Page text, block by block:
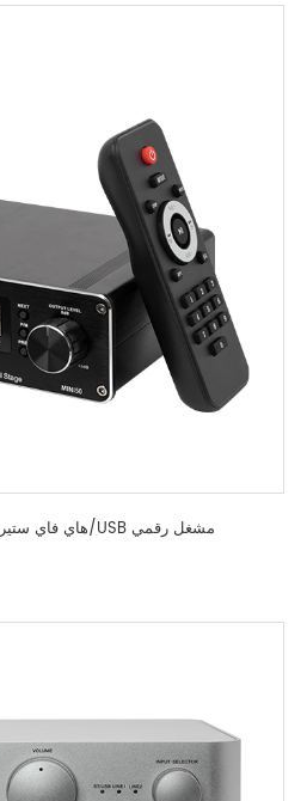
ميني 50p هاي فاي ستيريو بلوتوث/USB مشغل رقمي